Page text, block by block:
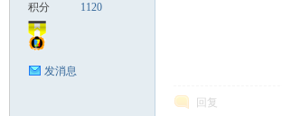
积分 1120
发消息
回复